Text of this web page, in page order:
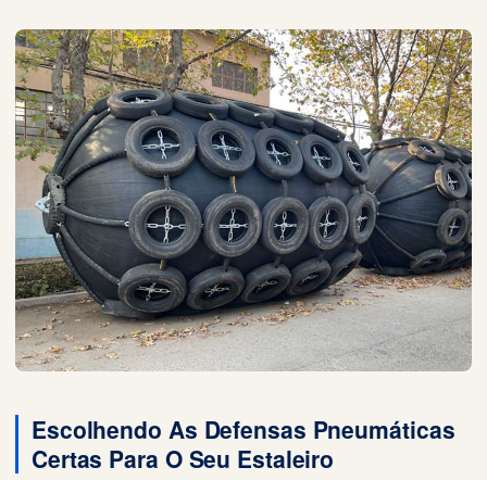
Escolhendo As Defensas Pneumáticas
Certas Para O Seu Estaleiro